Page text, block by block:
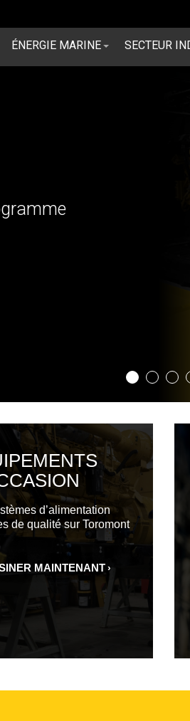
d’alimentation
de qualité sur Toromont
MAINTENANT
ÉNERGIE MARINE SECTEUR